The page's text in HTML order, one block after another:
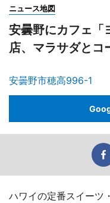
ニュース地図
安曇野にカフェ
店、マラサダとコ
安曇野市穂高996-1
ハワイの定番スイーツ